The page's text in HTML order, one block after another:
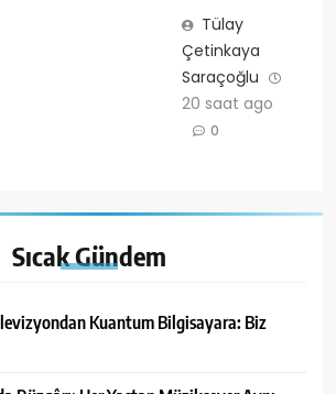
Tülay
Çetinkaya
Saraçoğlu
20 saat ago
0
SıcakGündem
Kuantum Bilgisayara: Biz